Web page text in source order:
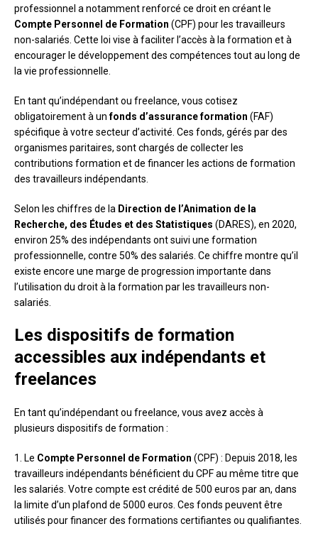
professionnel a notamment renforcé ce droit en créant le
Compte Personnel de Formation (CPF) pour les travailleurs
non-salariés. Cette loi vise à faciliter l’accès à la formation et à
encourager le développement des compétences tout au long de
la vie professionnelle.
En tant qu’indépendant ou freelance, vous cotisez
obligatoirement à unfonds d’assurance formation (FAF)
spécifique à votre secteur d’activité. Ces fonds, gérés par des
organismes paritaires, sont chargés de collecter les
contributions formation et de financer les actions de formation
des travailleurs indépendants.
Selon les chiffres de la Direction de l’Animation de la
Recherche, des Études et des Statistiques (DARES), en 2020,
environ 25% des indépendants ont suivi une formation
professionnelle, contre 50% des salariés. Ce chiffre montre qu’il
existe encore une marge de progression importante dans
l’utilisation du droit à la formation par les travailleurs non-
salariés.
Les dispositifs de formation
accessibles aux indépendants et
freelances
En tant qu’indépendant ou freelance, vous avez accès à
plusieurs dispositifs de formation :
1. Le Compte Personnel de Formation (CPF) : Depuis 2018, les
travailleurs indépendants bénéficient du CPF au même titre que
les salariés. Votre compte est crédité de 500 euros par an, dans
la limite d’un plafond de 5000 euros. Ces fonds peuvent être
utilisés pour financer des formations certifiantes ou qualifiantes.